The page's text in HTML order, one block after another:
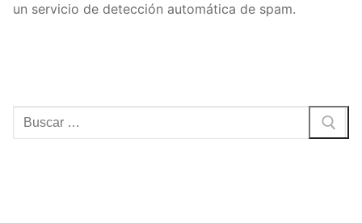
un servicio de detección automática de spam.
Buscar: